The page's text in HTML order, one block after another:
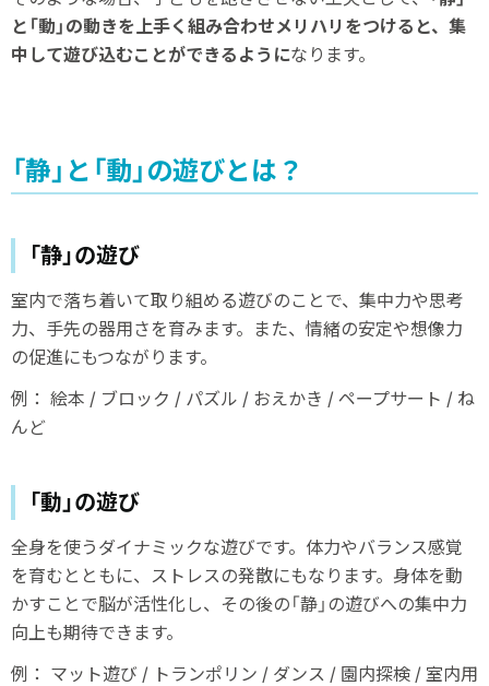
と「動」の動きを上手く組み合わせメリハリをつけると、集
中して遊び込むことができるようになります。
「静」と「動」の遊びとは？
「静」の遊び
室内で落ち着いて取り組める遊びのことで、集中力や思考
力、手先の器用さを育みます。また、情緒の安定や想像力
の促進にもつながります。
例： 絵本 / ブロック / パズル / おえかき / ペープサート / ね
んど
「動」の遊び
全身を使うダイナミックな遊びです。体力やバランス感覚
を育むとともに、ストレスの発散にもなります。身体を動
かすことで脳が活性化し、その後の「静」の遊びへの集中力
向上も期待できます。
例： マット遊び / トランポリン / ダンス / 園内探検 / 室内用